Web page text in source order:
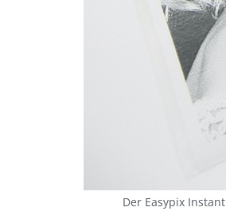
Der Easypix